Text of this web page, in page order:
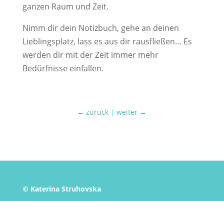
ganzen Raum und Zeit.
Nimm dir dein Notizbuch, gehe an deinen
Lieblingsplatz, lass es aus dir rausfließen… Es
werden dir mit der Zeit immer mehr
Bedürfnisse einfallen.
← zurück |weiter →
© Katerina Struhovska